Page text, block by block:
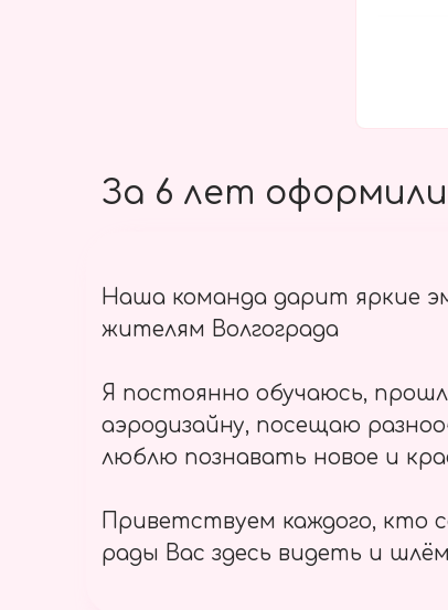
За 6 лет
Наша команда дарит яркие
жителям Волгограда
Я постоянно обучаюсь,
аэродизайну, посещаю
люблю познавать новое и
Приветствуем каждого, кто
рады Вас здесь видеть и